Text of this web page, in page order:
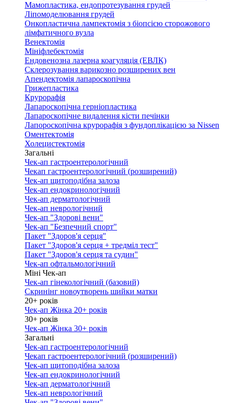
Мамопластика, ендопротезування грудей
Ліпомоделювання грудей
Онкопластична лампектомія з біопсією сторожового
лімфатичного вузла
Венектомія
Мініфлебектомія
Ендовенозна лазерна коагуляція (ЕВЛК)
Склерозування варикозно розширених вен
Апендектомія лапароскопічна
Грижепластика
Крурорафія
Лапароскопічна герніопластика
Лапароскопічне видалення кісти печінки
Лапороскопічна крурорафія з фундоплікацією за Nissen
Оментектомія
Холецистектомія
Загальні
Чек-ап гастроентерологічний
Чекап гастроентерологічний (розширений)
Чек-ап щитоподібна залоза
Чек-ап ендокринологічний
Чек-ап дерматологічний
Чек-ап неврологічний
Чек-ап "Здорові вени"
Чек-ап "Безпечний спорт"
Пакет "Здоров'я серця"
Пакет "Здоров'я серця + тредміл тест"
Пакет "Здоров'я серця та судин"
Чек-ап офтальмологічний
Міні Чек-ап
Чек-ап гінекологічний (базовий)
Скринінг новоутворень шийки матки
20+ років
Чек-ап Жінка 20+ років
30+ років
Чек-ап Жінка 30+ років
Загальні
Чек-ап гастроентерологічний
Чекап гастроентерологічний (розширений)
Чек-ап щитоподібна залоза
Чек-ап ендокринологічний
Чек-ап дерматологічний
Чек-ап неврологічний